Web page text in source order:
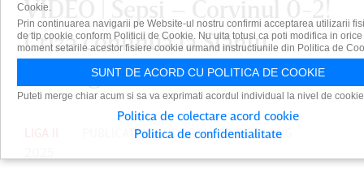
VIDEO | Sepsi – Corvinul 0-2!
Criza continuă la Sfântu
Gheorghe
PUBLICAT DETUDOR MOISAPE 18 AUG
Cookie.
Prin continuarea navigarii pe Website-ul nostru confirmi acceptarea utilizarii
de tip cookie conform Politicii de Cookie. Nu uita totusi ca poti modifica in orice
moment setarile acestor fisiere cookie urmand instructiunile din Politica de
SUNT DE ACORD CU POLITICA DE COOKIE
Puteti merge chiar acum si sa va exprimati acordul individual la nivel de
Politica de colectare acord cookie
Politica de confidentialitate